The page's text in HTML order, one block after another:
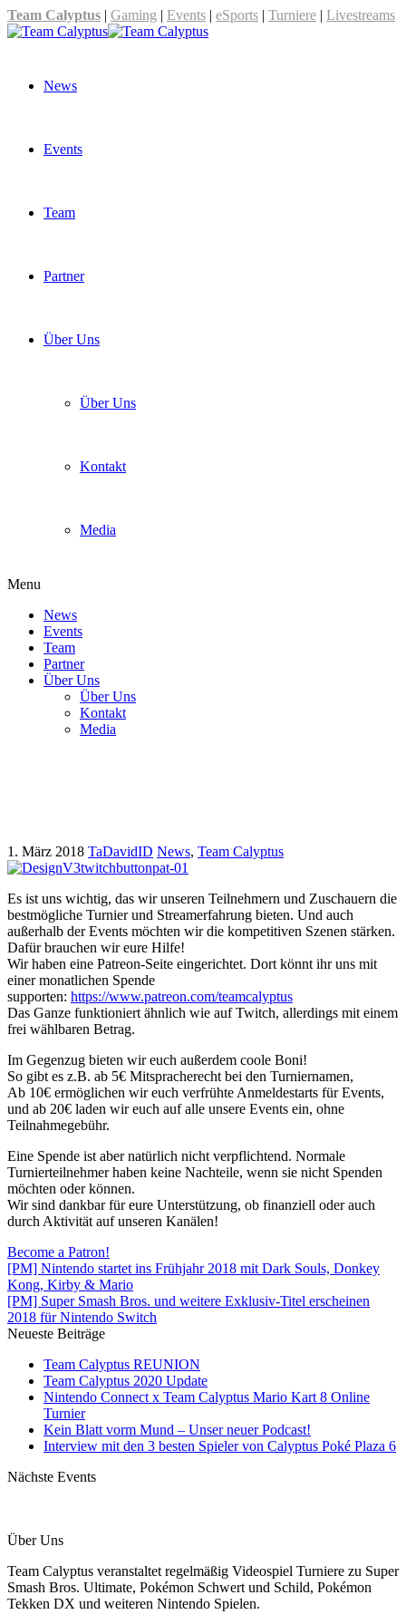
Team Calyptus | Gaming | Events | eSports | Turniere | Livestreams
News
Events
Team
Partner
Über Uns
Über Uns
Kontakt
Media
Menu
News
Events
Team
Partner
Über Uns
Über Uns
Kontakt
Media
1. März 2018 TaDavidID News, Team Calyptus
Es ist uns wichtig, das wir unseren Teilnehmern und Zuschauern die
bestmögliche Turnier und Streamerfahrung bieten. Und auch
außerhalb der Events möchten wir die kompetitiven Szenen stärken.
Dafür brauchen wir eure Hilfe!
Wir haben eine Patreon-Seite eingerichtet. Dort könnt ihr uns mit
einer monatlichen Spende
supporten: https://www.patreon.com/teamcalyptus
Das Ganze funktioniert ähnlich wie auf Twitch, allerdings mit einem
frei wählbaren Betrag.
Im Gegenzug bieten wir euch außerdem coole Boni!
So gibt es z.B. ab 5€ Mitspracherecht bei den Turniernamen,
Ab 10€ ermöglichen wir euch verfrühte Anmeldestarts für Events,
und ab 20€ laden wir euch auf alle unsere Events ein, ohne
Teilnahmegebühr.
Eine Spende ist aber natürlich nicht verpflichtend. Normale
Turnierteilnehmer haben keine Nachteile, wenn sie nicht Spenden
möchten oder können.
Wir sind dankbar für eure Unterstützung, ob finanziell oder auch
durch Aktivität auf unseren Kanälen!
Become a Patron!
[PM] Nintendo startet ins Frühjahr 2018 mit Dark Souls, Donkey
Kong, Kirby & Mario
[PM] Super Smash Bros. und weitere Exklusiv-Titel erscheinen
2018 für Nintendo Switch
Neueste Beiträge
Team Calyptus REUNION
Team Calyptus 2020 Update
Nintendo Connect x Team Calyptus Mario Kart 8 Online
Turnier
Kein Blatt vorm Mund – Unser neuer Podcast!
Interview mit den 3 besten Spieler von Calyptus Poké Plaza 6
Nächste Events
Über Uns
Team Calyptus veranstaltet regelmäßig Videospiel Turniere zu Super
Smash Bros. Ultimate, Pokémon Schwert und Schild, Pokémon
Tekken DX und weiteren Nintendo Spielen.